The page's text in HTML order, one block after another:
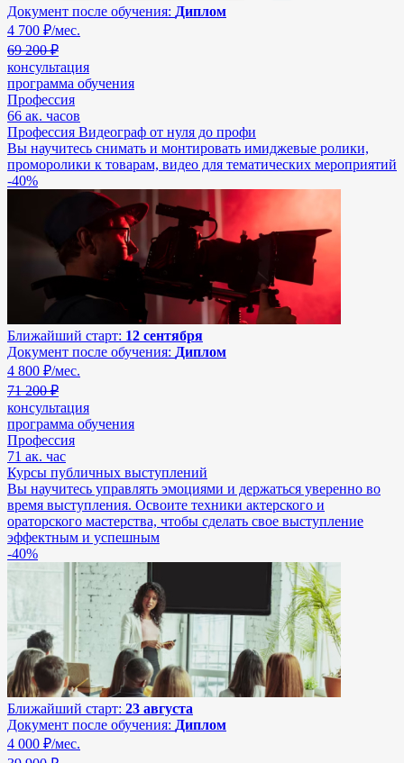
Документ после обучения: Диплом
4 700 ₽/мес.
69 200 ₽
консультация
программа обучения
Профессия
66 ак. часов
Профессия Видеограф от нуля до профи
Вы научитесь снимать и монтировать имиджевые ролики,
проморолики к товарам, видео для тематических мероприятий
-40%
Ближайший старт: 12 сентября
Документ после обучения: Диплом
4 800 ₽/мес.
71 200 ₽
консультация
программа обучения
Профессия
71 ак. час
Курсы публичных выступлений
Вы научитесь управлять эмоциями и держаться уверенно во
время выступления. Освоите техники актерского и
ораторского мастерства, чтобы сделать свое выступление
эффектным и успешным
-40%
Ближайший старт: 23 августа
Документ после обучения: Диплом
4 000 ₽/мес.